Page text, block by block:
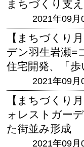
まちづくり支
2021年09月
【まちづくり
デン羽生岩瀬=
住宅開発、「
2021年09月
【まちづくり
ォレストガー
た街並み形成
2021年09月